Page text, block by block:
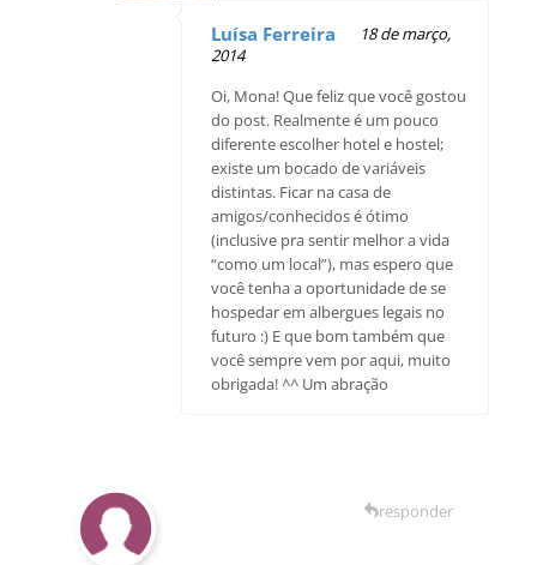
Luísa Ferreira
18 de março,
2014
Oi, Mona! Que feliz que você gostou
do post. Realmente é um pouco
diferente escolher hotel e hostel;
existe um bocado de variáveis
distintas. Ficar na casa de
amigos/conhecidos é ótimo
(inclusive pra sentir melhor a vida
“como um local”), mas espero que
você tenha a oportunidade de se
hospedar em albergues legais no
futuro :) E que bom também que
você sempre vem por aqui, muito
obrigada! ^^ Um abração
responder